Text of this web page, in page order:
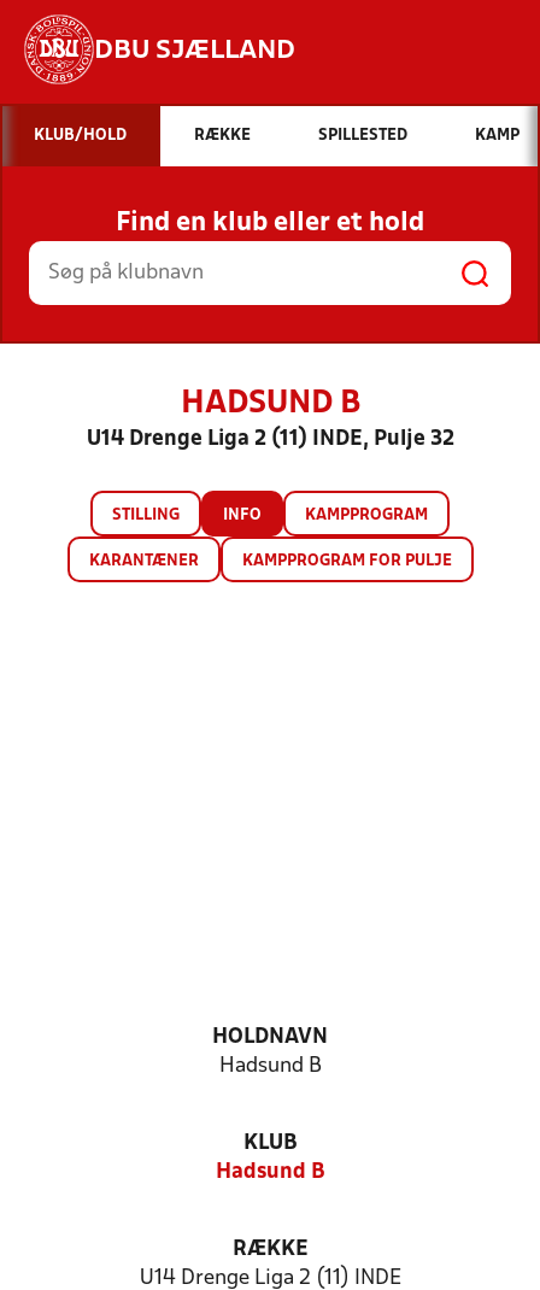
DBU SJÆLLAND
Hvad vil du søge efter?
INDHOLD OG NYHEDER
STILLINGER, RESULTATER, KLUBBER OG
HOLD
KLUB/HOLD RÆKKE SPILLESTED KAMP
Find en klub eller et hold
HADSUND B
U14 Drenge Liga 2 (11) INDE, Pulje 32
STILLING INFO KAMPPROGRAM
KARANTÆNER KAMPPROGRAM FOR PULJE
HOLDNAVN
Hadsund B
KLUB
Hadsund B
RÆKKE
U14 Drenge Liga 2 (11) INDE